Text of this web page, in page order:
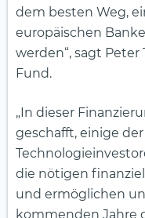
dem besten Weg,
europäischen
werden“, sagt Peter
Fund.
„In dieser
geschafft, einige
die nötigen
und ermöglichen
kommenden Jahre